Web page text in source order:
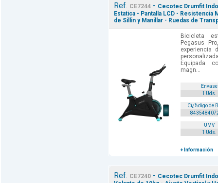
Ref. CE7244- Cecotec Drumfit
Estatica - Pantalla LCD -
de Sillin y Manillar - Ruedas de
Bicicleta
Pegasus
experiencia
Equipada
magn...
Envase
1 Uds.
Cï¿½digo de
UMV
1 Uds.
+ Información
Ref. CE7240- Cecotec Drumfit